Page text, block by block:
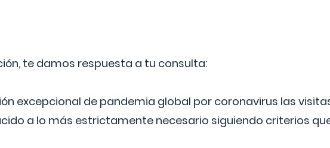
te damos respuesta a tu consulta:
excepcional de pandemia global por coronavirus las
a lo más estrictamente necesario siguiendo criterios